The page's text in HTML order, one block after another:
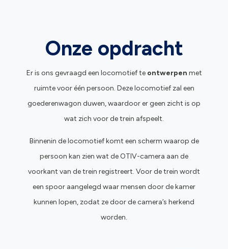
Onze opdracht
Er is ons gevraagd een locomotief te ontwerpen met
ruimte voor één persoon. Deze locomotief zal een
goederenwagon duwen, waardoor er geen zicht is op
wat zich voor de trein afspeelt.
Binnenin de locomotief komt een scherm waarop de
persoon kan zien wat de OTIV-camera aan de
voorkant van de trein registreert. Voor de trein wordt
een spoor aangelegd waar mensen door de kamer
kunnen lopen, zodat ze door de camera’s herkend
worden.